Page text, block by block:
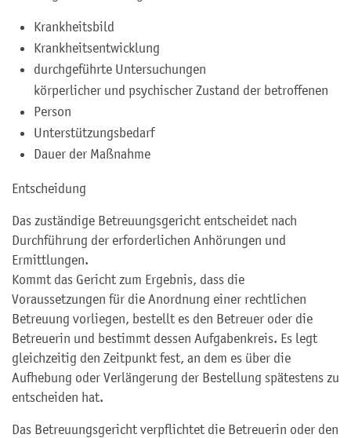
Krankheitsbild
Krankheitsentwicklung
durchgeführte Untersuchungen
körperlicher und psychischer Zustand der betroffenen
Person
Unterstützungsbedarf
Dauer der Maßnahme
Entscheidung
Das zuständige Betreuungsgericht entscheidet nach
Durchführung der erforderlichen Anhörungen und
Ermittlungen.
Kommt das Gericht zum Ergebnis, dass die
Voraussetzungen für die Anordnung einer rechtlichen
Betreuung vorliegen, bestellt es den Betreuer oder die
Betreuerin und bestimmt dessen Aufgabenkreis. Es legt
gleichzeitig den Zeitpunkt fest, an dem es über die
Aufhebung oder Verlängerung der Bestellung spätestens zu
entscheiden hat.
Das Betreuungsgericht verpflichtet die Betreuerin oder den